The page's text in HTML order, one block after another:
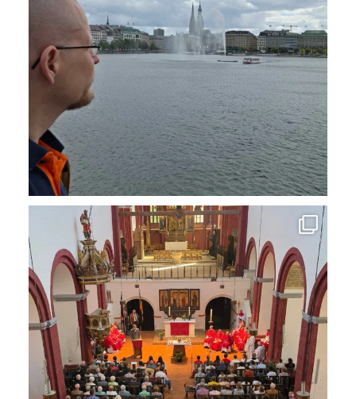
Das Pfingstwochenende in #Brandenburganderhavel ...
13 0